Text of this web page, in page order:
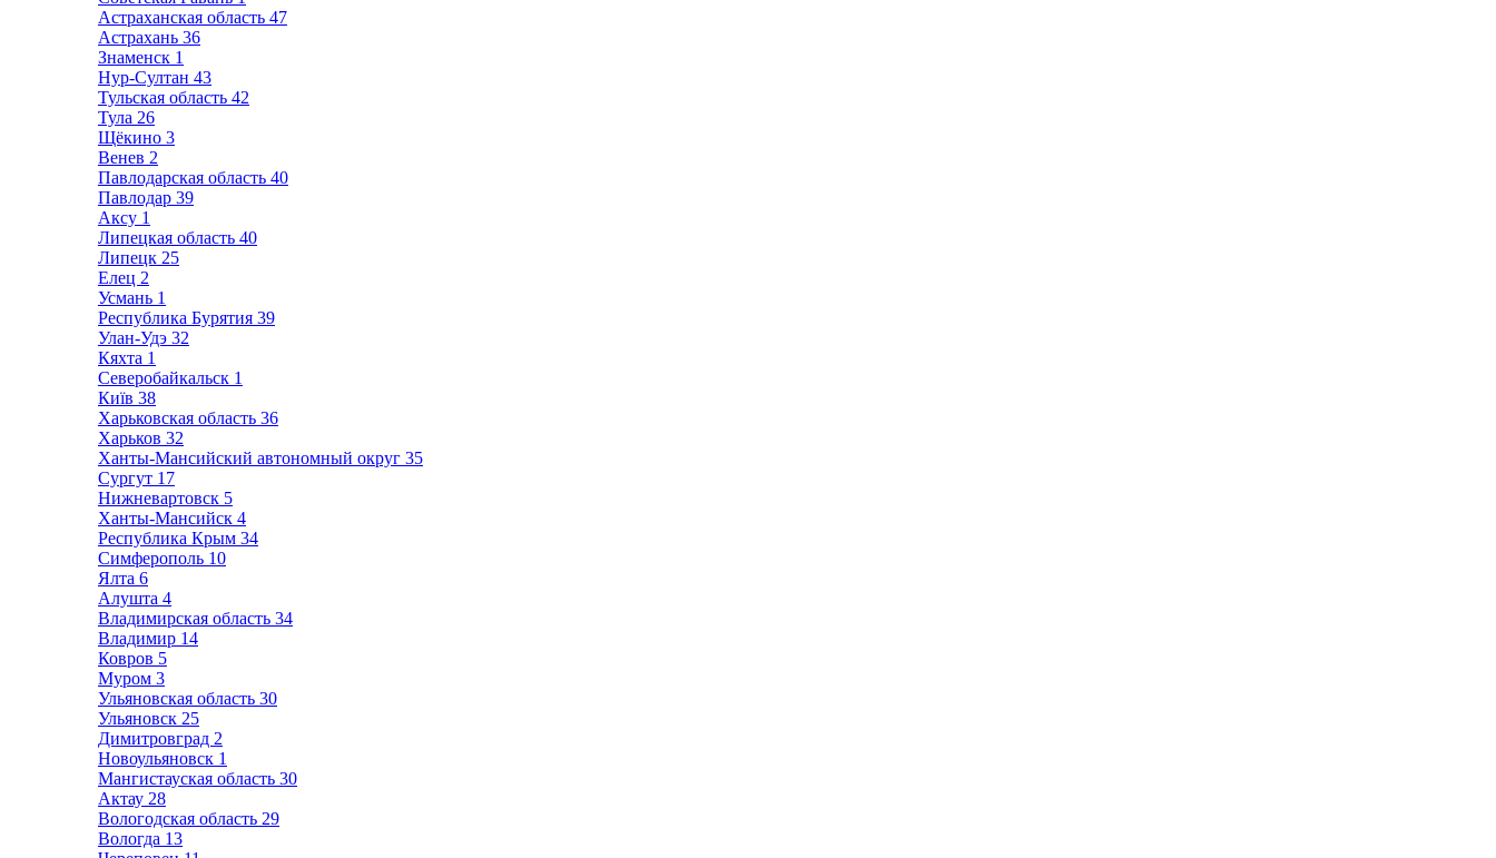
Астраханская область 47
Астрахань 36
Знаменск 1
Нур-Султан 43
Тульская область 42
Тула 26
Щёкино 3
Венев 2
Павлодарская область 40
Павлодар 39
Аксу 1
Липецкая область 40
Липецк 25
Елец 2
Усмань 1
Республика Бурятия 39
Улан-Удэ 32
Кяхта 1
Северобайкальск 1
Київ 38
Харьковская область 36
Харьков 32
Ханты-Мансийский автономный округ 35
Сургут 17
Нижневартовск 5
Ханты-Мансийск 4
Республика Крым 34
Симферополь 10
Ялта 6
Алушта 4
Владимирская область 34
Владимир 14
Ковров 5
Муром 3
Ульяновская область 30
Ульяновск 25
Димитровград 2
Новоульяновск 1
Мангистауская область 30
Актау 28
Вологодская область 29
Вологда 13